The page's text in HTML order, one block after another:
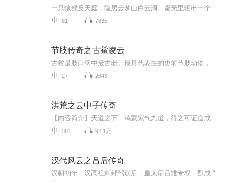
81 7835
节肢传奇之古鲎凌云
27 2643
洪荒之云中子传奇
381 92.1万
汉代风云之吕后传奇